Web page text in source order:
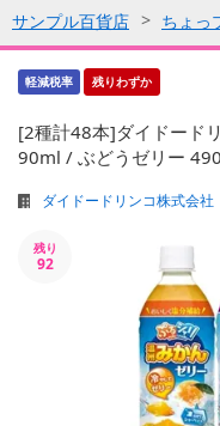
サンプル百貨店 ちょっ
軽減税率 残りわずか
[2種計48本]ダイドード
90ml / ぶどうゼリー
ダイドードリンコ株式会社
残り
92